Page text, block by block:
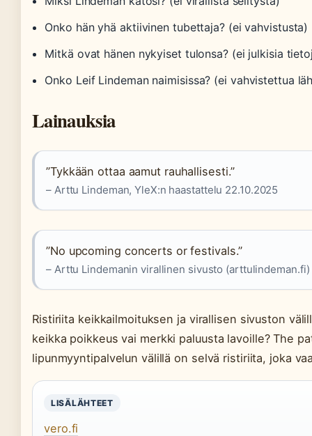
Onko hän yhä aktiivinen tubettaja? (ei vahvistusta)
Mitkä ovat hänen nykyiset tulonsa? (ei julkisia
Onko Leif Lindeman naimisissa? (ei vahvistettua
Lainauksia
”Tykkään ottaa aamut rauhallisesti.”
– Arttu Lindeman, YleX:n haastattelu 22.10.2025
”No upcoming concerts or festivals.”
– Arttu Lindemanin virallinen sivusto (arttulindeman.fi)
Ristiriita keikkailmoituksen ja virallisen sivuston
keikka poikkeus vai merkki paluusta lavoille? The
lipunmyyntipalvelun välillä on selvä ristiriita, joka
LISÄLÄHTEET
vero.fi